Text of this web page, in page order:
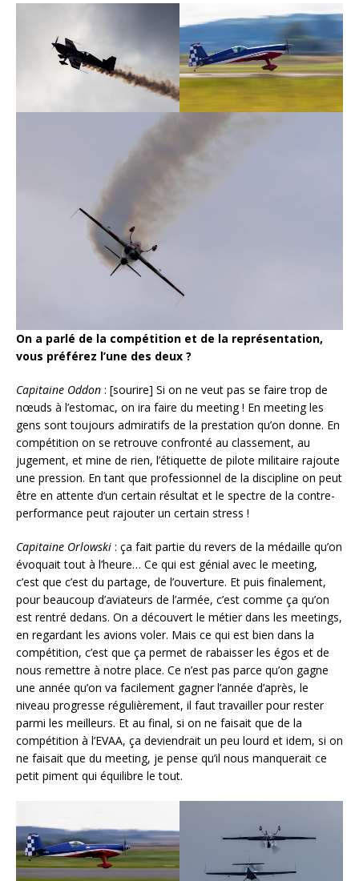
On a parlé de la compétition et de la représentation,
vous préférez l’une des deux ?
Capitaine Oddon : [sourire] Si on ne veut pas se faire trop de
nœuds à l’estomac, on ira faire du meeting ! En meeting les
gens sont toujours admiratifs de la prestation qu’on donne. En
compétition on se retrouve confronté au classement, au
jugement, et mine de rien, l’étiquette de pilote militaire rajoute
une pression. En tant que professionnel de la discipline on peut
être en attente d’un certain résultat et le spectre de la contre-
performance peut rajouter un certain stress !
Capitaine Orlowski : ça fait partie du revers de la médaille qu’on
évoquait tout à l’heure… Ce qui est génial avec le meeting,
c’est que c’est du partage, de l’ouverture. Et puis finalement,
pour beaucoup d’aviateurs de l’armée, c’est comme ça qu’on
est rentré dedans. On a découvert le métier dans les meetings,
en regardant les avions voler. Mais ce qui est bien dans la
compétition, c’est que ça permet de rabaisser les égos et de
nous remettre à notre place. Ce n’est pas parce qu’on gagne
une année qu’on va facilement gagner l’année d’après, le
niveau progresse régulièrement, il faut travailler pour rester
parmi les meilleurs. Et au final, si on ne faisait que de la
compétition à l’EVAA, ça deviendrait un peu lourd et idem, si on
ne faisait que du meeting, je pense qu’il nous manquerait ce
petit piment qui équilibre le tout.